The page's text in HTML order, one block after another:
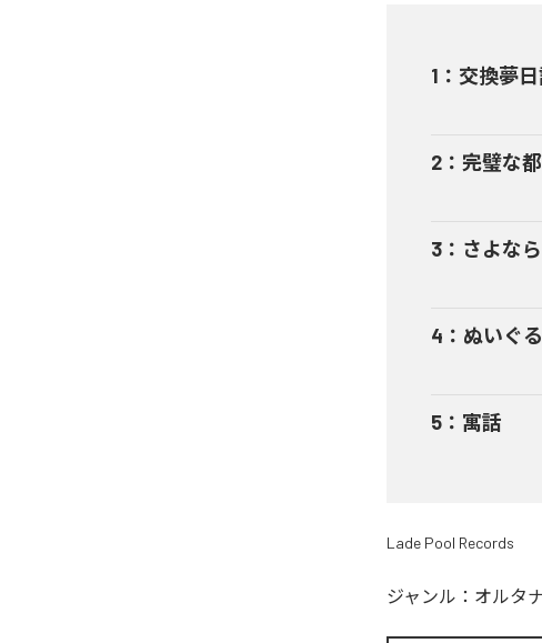
1 ： 交換夢
2 ： 完璧な
3 ： さよな
4 ： ぬいぐ
5 ： 寓話
Lade Pool Records
ジャンル： オルタ